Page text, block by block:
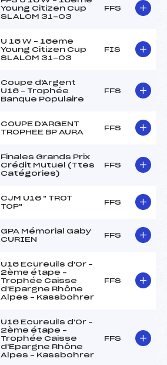
Young Citizen Cup
SLALOM 31-03
FFS
U 16 W – 16eme
Young Citizen Cup
SLALOM 31-03
FIS
Coupe d'Argent
U16 – Trophée
Banque Populaire
FFS
COUPE D'ARGENT
TROPHEE BP AURA
FFS
Finales Grands Prix
Crédit Mutuel (Ttes
Catégories)
FFS
CJM U16 " TROT
TOP"
FFS
GPA Mémorial Gaby
CURIEN
FFS
U16 Ecureuils d'Or –
2ème étape –
Trophée Caisse
d'Epargne Rhône
Alpes – Kassbohrer
FFS
U16 Ecureuils d'Or –
2ème étape –
Trophée Caisse
d'Epargne Rhône
Alpes – Kassbohrer
FFS